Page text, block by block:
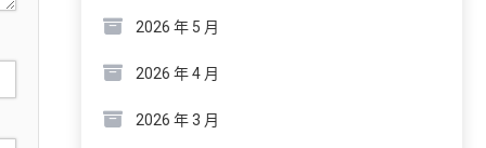
2026 年 5 月
2026 年 4 月
2026 年 3 月